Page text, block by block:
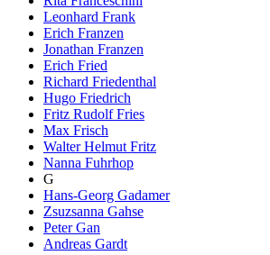
Leonhard Frank
Erich Franzen
Jonathan Franzen
Erich Fried
Richard Friedenthal
Hugo Friedrich
Fritz Rudolf Fries
Max Frisch
Walter Helmut Fritz
Nanna Fuhrhop
G
Hans-Georg Gadamer
Zsuzsanna Gahse
Peter Gan
Andreas Gardt